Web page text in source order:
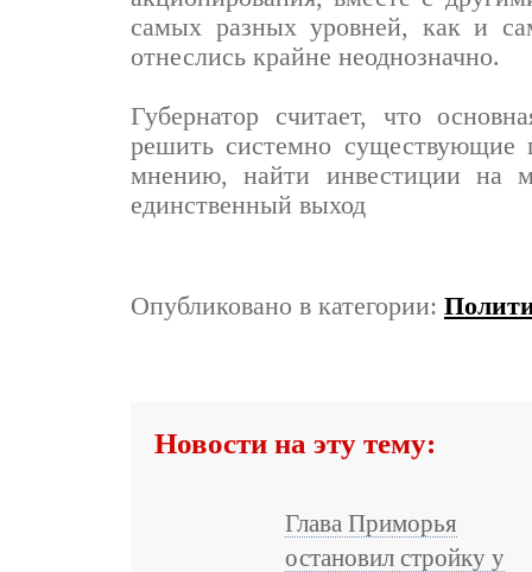
самых разных уровней, как и
отнеслись крайне неоднозначно.
Губернатор считает, что
решить системно существующие
мнению, найти инвестиции на
единственный выход
Опубликовано в категории:
Новости на эту тему:
Глава Приморья
остановил стройку у